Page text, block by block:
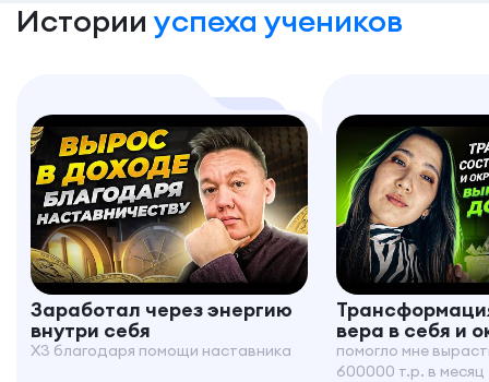
Истории успеха учеников
Заработал через энергию
внутри себя
X3 благодаря помощи наставника
вера в себя и
помогло мне
600000 т.р. в месяц